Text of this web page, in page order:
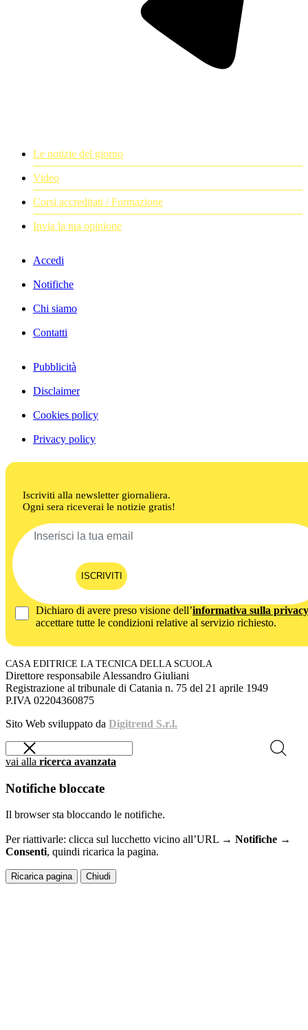
Le notizie del giorno
Video
Corsi accreditati / Formazione
Invia la tua opinione
Accedi
Notifiche
Chi siamo
Contatti
Pubblicità
Disclaimer
Cookies policy
Privacy policy
Iscriviti alla newsletter giornaliera.
Ogni sera riceverai le notizie gratis!
ISCRIVITI
Dichiaro di avere preso visione dell’informativa sulla privacy
accettare tutte le condizioni relative al servizio richiesto.
CASA EDITRICE LA TECNICA DELLA SCUOLA
Direttore responsabile Alessandro Giuliani
Registrazione al tribunale di Catania n. 75 del 21 aprile 1949
P.IVA 02204360875
Sito Web sviluppato da Digitrend S.r.l.
vai alla ricerca avanzata
Notifiche bloccate
Il browser sta bloccando le notifiche.
Per riattivarle: clicca sul lucchetto vicino all’URL → Notifiche →
Consenti, quindi ricarica la pagina.
Ricarica pagina Chiudi